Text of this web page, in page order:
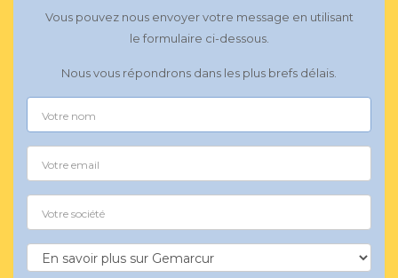
Vous pouvez nous envoyer votre message en utilisant
le formulaire ci-dessous.
Nous vous répondrons dans les plus brefs délais.